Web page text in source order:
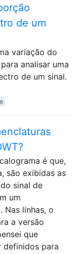
de um
variação do
analisar uma
de um sinal.
é que,
são exibidas as
sinal de
um
Nas linhas, o
a versão
que
definidos para